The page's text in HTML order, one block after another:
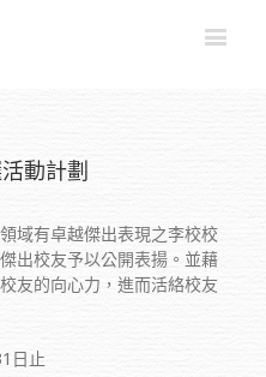
動計劃
域有卓越傑出表現之李校校
出校友予以公開表揚。並藉
友的向心力，進而活絡校友
日止